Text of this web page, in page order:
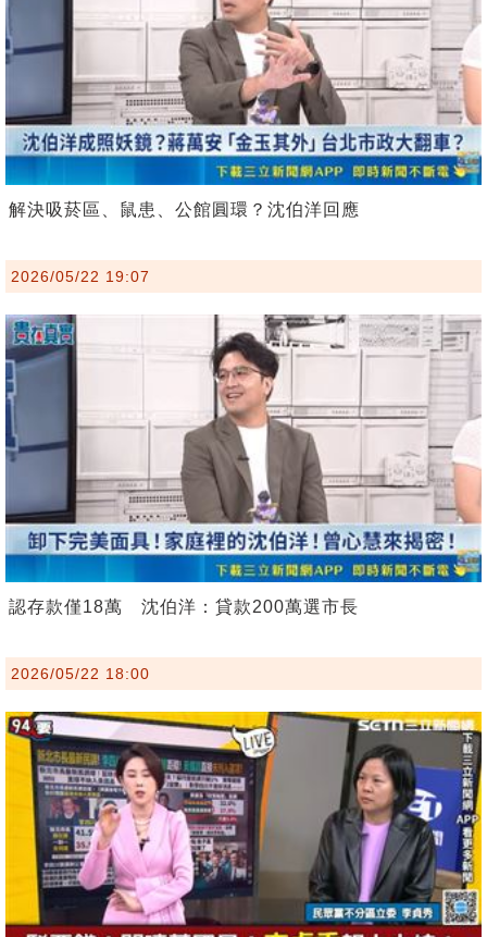
解決吸菸區、鼠患、公館圓環？沈伯洋回應
2026/05/22 19:07
認存款僅18萬 沈伯洋：貸款200萬選市長
2026/05/22 18:00